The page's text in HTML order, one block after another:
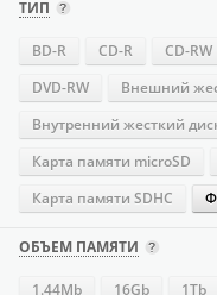
ТИП
BD-R CD-R CD-RW
DVD-RW
Внешний
Внутренний жесткий
Карта памяти microSD
Карта памяти SDHC
ОБЪЕМ ПАМЯТИ
1.44Mb 16Gb 1Tb